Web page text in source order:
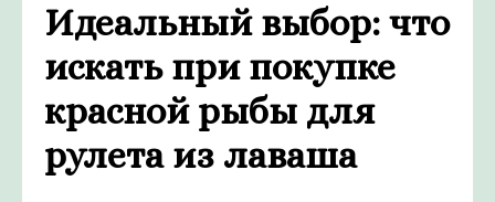
Идеальный выбор: что
искать при покупке
красной рыбы для
рулета из лаваша